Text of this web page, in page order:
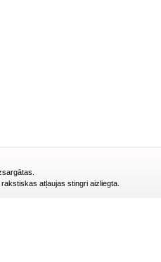
atļaujas stingri aizliegta.